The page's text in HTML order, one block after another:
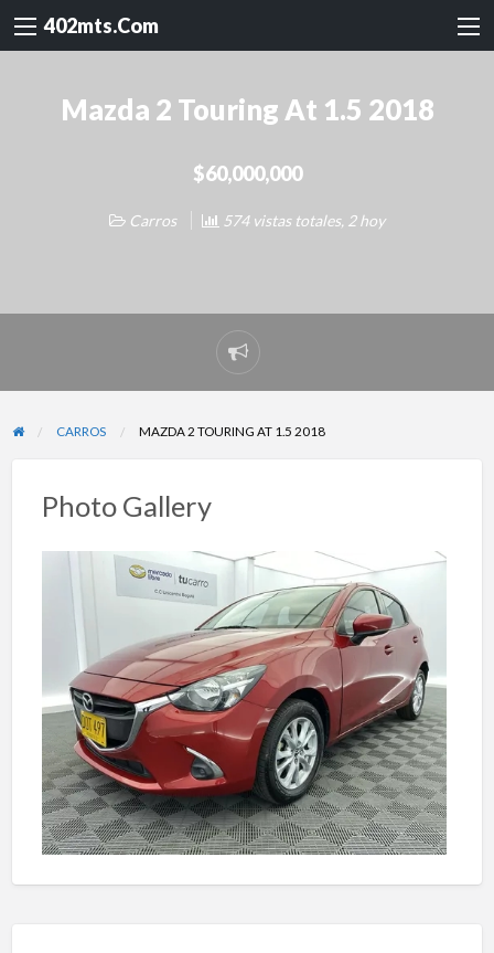
402mts.Com
Mazda 2 Touring At 1.5 2018
$60,000,000
Carros 574 vistas totales, 2 hoy
Reportar
problema
CARROS MAZDA 2 TOURING AT 1.5 2018
Photo Gallery